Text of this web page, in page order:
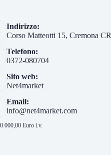
Indirizzo:
Corso Matteotti 15, Cremona CR
Telefono:
0372-080704
Sito web:
Net4market
Email:
info@net4market.com
Euro i.v.